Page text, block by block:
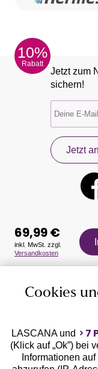
10%
Rabatt
Jetzt zum
sichern!
Jetzt
69,99 €
inkl. MwSt. zzgl.
Versandkosten
Cookies
LASCANA und 7
(Klick auf „Ok”) bei
Informationen